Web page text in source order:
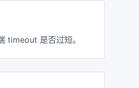
timeout 是否过短。